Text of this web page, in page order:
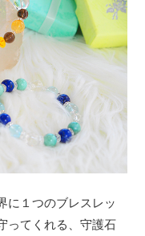
に１つのブレスレッ
ってくれる、守護石